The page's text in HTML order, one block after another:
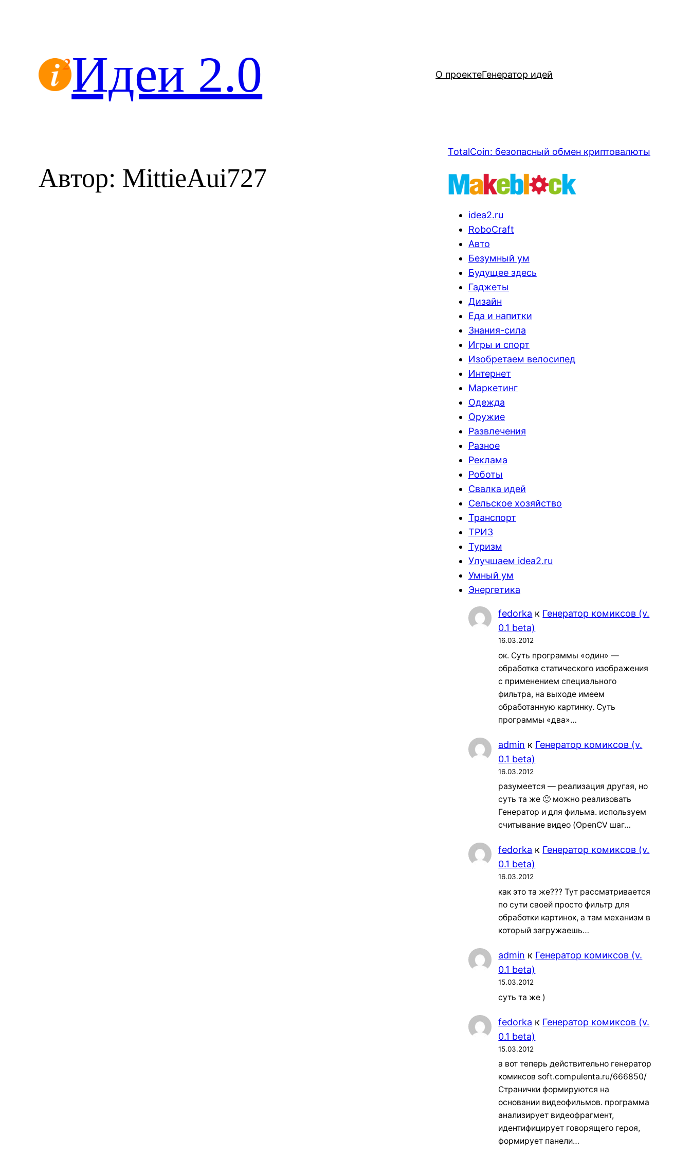
Идеи 2.0 О проектеГенератор идей
Автор: MittieAui727
TotalCoin: безопасный обмен криптовалюты
idea2.ru
RoboCraft
Авто
Безумный ум
Будущее здесь
Гаджеты
Дизайн
Еда и напитки
Знания-сила
Игры и спорт
Изобретаем велосипед
Интернет
Маркетинг
Одежда
Оружие
Развлечения
Разное
Реклама
Роботы
Свалка идей
Сельское хозяйство
Транспорт
ТРИЗ
Туризм
Улучшаем idea2.ru
Умный ум
Энергетика
fedorka к Генератор комиксов (v.
0.1 beta)
16.03.2012
ок. Суть программы «один» —
обработка статического изображения
с применением специального
фильтра, на выходе имеем
обработанную картинку. Суть
программы «два»…
admin к Генератор комиксов (v.
0.1 beta)
16.03.2012
разумеется — реализация другая, но
суть та же 🙂 можно реализовать
Генератор и для фильма. используем
считывание видео (OpenCV шаг…
fedorka к Генератор комиксов (v.
0.1 beta)
16.03.2012
как это та же??? Тут рассматривается
по сути своей просто фильтр для
обработки картинок, а там механизм в
который загружаешь…
admin к Генератор комиксов (v.
0.1 beta)
15.03.2012
суть та же )
fedorka к Генератор комиксов (v.
0.1 beta)
15.03.2012
а вот теперь действительно генератор
комиксов soft.compulenta.ru/666850/
Странички формируются на
основании видеофильмов. программа
анализирует видеофрагмент,
идентифицирует говорящего героя,
формирует панели…